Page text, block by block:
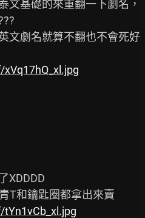
文基礎的來重翻一下劇名，
文劇名就算不翻也不會死好
XDDDD